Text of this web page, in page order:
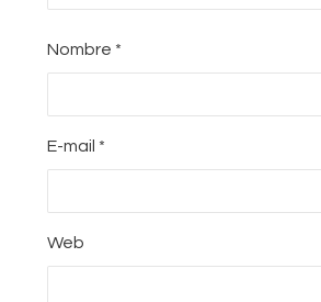
Nombre *
E-mail *
Web